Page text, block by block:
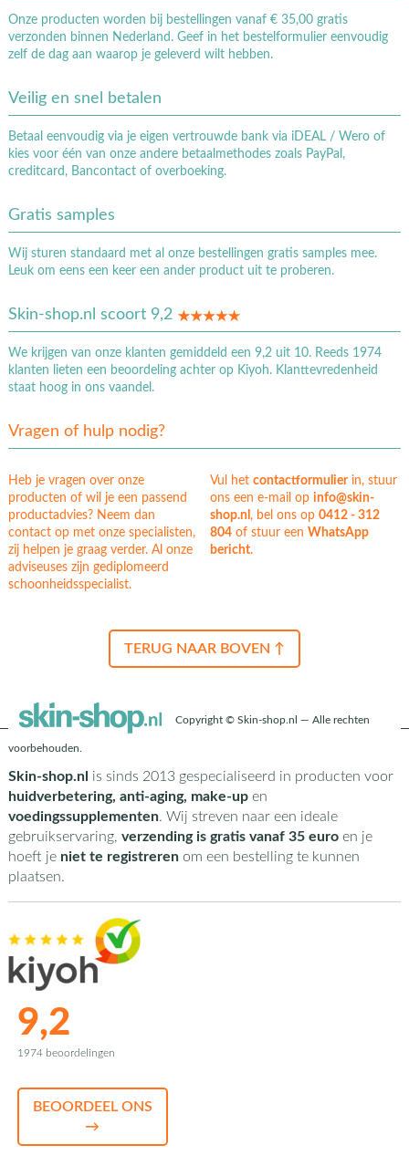
Onze producten worden bij bestellingen vanaf € 35,00 gratis
verzonden binnen Nederland. Geef in het bestelformulier eenvoudig
zelf de dag aan waarop je geleverd wilt hebben.
Veilig en snel betalen
Betaal eenvoudig via je eigen vertrouwde bank via iDEAL / Wero of
kies voor één van onze andere betaalmethodes zoals PayPal,
creditcard, Bancontact of overboeking.
Gratis samples
Wij sturen standaard met al onze bestellingen gratis samples mee.
Leuk om eens een keer een ander product uit te proberen.
Skin-shop.nl scoort 9,2
We krijgen van onze klanten gemiddeld een 9,2 uit 10. Reeds 1974
klanten lieten een beoordeling achter op Kiyoh. Klanttevredenheid
staat hoog in ons vaandel.
Vragen of hulp nodig?
Heb je vragen over onze
producten of wil je een passend
productadvies? Neem dan
contact op met onze specialisten,
zij helpen je graag verder. Al onze
adviseuses zijn gediplomeerd
schoonheidsspecialist.
Vul hetcontactformulierin, stuur
ons een e-mail op info@skin-
shop.nl, bel ons op0412 - 312
804 of stuur eenWhatsApp
bericht.
TERUG NAAR BOVEN ↑
Copyright © Skin-shop.nl — Alle rechten
voorbehouden.
Skin-shop.nl is sinds 2013 gespecialiseerd in producten voor
huidverbetering, anti-aging, make-upen
voedingssupplementen. Wij streven naar een ideale
gebruikservaring, verzending is gratis vanaf 35 euroen je
hoeft je niet te registrerenom een bestelling te kunnen
plaatsen.
9,2
1974 beoordelingen
BEOORDEEL ONS
→